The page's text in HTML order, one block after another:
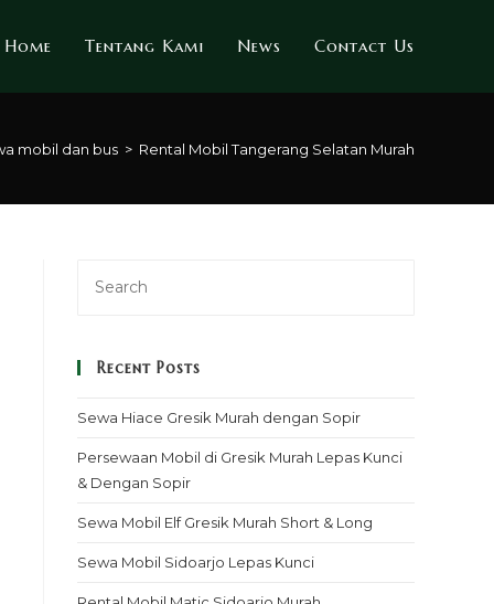
Home Tentang Kami News Contact Us
mobil dan bus > Rental Mobil Tangerang Selatan Murah
Recent Posts
Sewa Hiace Gresik Murah dengan Sopir
Persewaan Mobil di Gresik Murah Lepas Kunci
& Dengan Sopir
Sewa Mobil Elf Gresik Murah Short & Long
Sewa Mobil Sidoarjo Lepas Kunci